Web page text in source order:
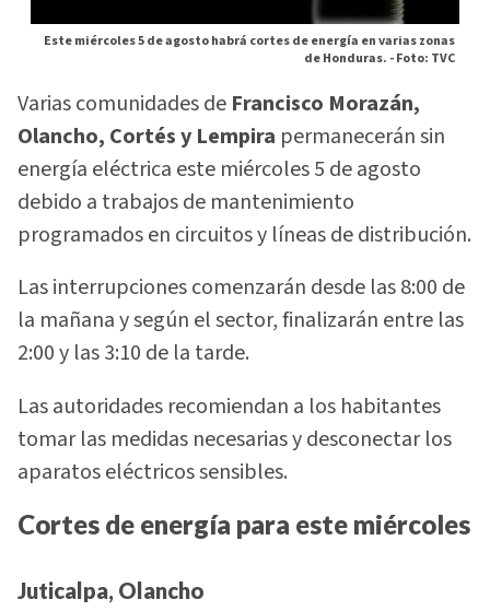
Este miércoles 5 de agosto habrá cortes de energía en varias zonas
de Honduras. -Foto: TVC
Varias comunidades de Francisco Morazán,
Olancho, Cortés y Lempira permanecerán sin
energía eléctrica este miércoles 5 de agosto
debido a trabajos de mantenimiento
programados en circuitos y líneas de distribución.
Las interrupciones comenzarán desde las 8:00 de
la mañana y según el sector, finalizarán entre las
2:00 y las 3:10 de la tarde.
Las autoridades recomiendan a los habitantes
tomar las medidas necesarias y desconectar los
aparatos eléctricos sensibles.
Cortes de energía para este miércoles
Juticalpa, Olancho